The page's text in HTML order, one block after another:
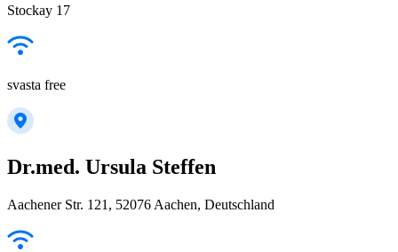
Stockay 17
svasta free
Dr.med. Ursula Steffen
Aachener Str. 121, 52076 Aachen, Deutschland